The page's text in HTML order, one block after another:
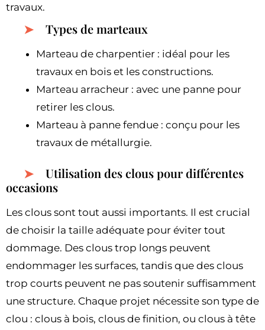
travaux.
Types de marteaux
Marteau de charpentier : idéal pour les
travaux en bois et les constructions.
Marteau arracheur : avec une panne pour
retirer les clous.
Marteau à panne fendue : conçu pour les
travaux de métallurgie.
Utilisation des clous pour différentes
occasions
Les clous sont tout aussi importants. Il est crucial
de choisir la taille adéquate pour éviter tout
dommage. Des clous trop longs peuvent
endommager les surfaces, tandis que des clous
trop courts peuvent ne pas soutenir suffisamment
une structure. Chaque projet nécessite son type de
clou : clous à bois, clous de finition, ou clous à tête